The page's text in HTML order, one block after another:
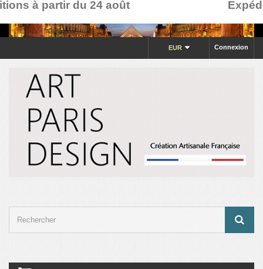
à partir du 24 août
Connexion
EUR